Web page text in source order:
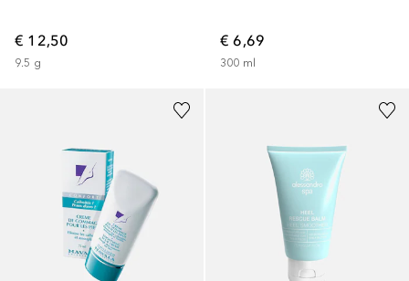
€ 12,50
9.5 g
€ 6,69
300 ml